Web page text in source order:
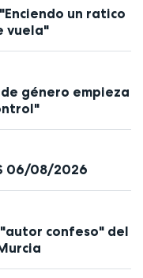
un ratico
vuela"
género empieza
06/08/2026
confeso" del